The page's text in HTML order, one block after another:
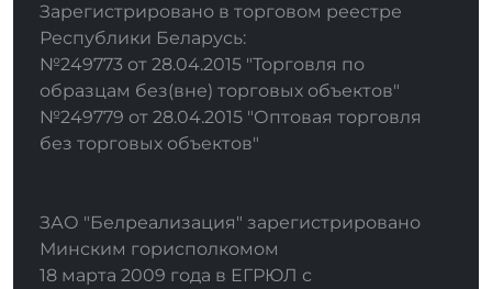
Зарегистрировано в торговом реестре
Республики Беларусь:
№249773 от 28.04.2015 "Торговля по
образцам без(вне) торговых объектов"
№249779 от 28.04.2015 "Оптовая торговля
без торговых объектов"
ЗАО "Белреализация" зарегистрировано
Минским горисполкомом
18 марта 2009 года в ЕГРЮЛ с